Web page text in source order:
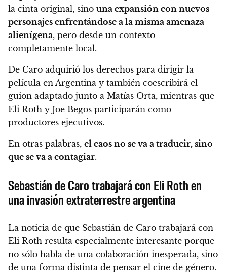
la cinta original, sino una expansión con nuevos
personajes enfrentándose a la misma amenaza
alienígena, pero desde un contexto
completamente local.
De Caro adquirió los derechos para dirigir la
película en Argentina y también coescribirá el
guion adaptado junto a Matías Orta, mientras que
Eli Roth y Joe Begos participarán como
productores ejecutivos.
En otras palabras, el caos no se va a traducir, sino
que se va a contagiar.
Sebastián de Caro trabajará con Eli Roth en
una invasión extraterrestre argentina
La noticia de que Sebastián de Caro trabajará con
Eli Roth resulta especialmente interesante porque
no sólo habla de una colaboración inesperada, sino
de una forma distinta de pensar el cine de género.